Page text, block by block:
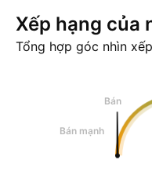
Xếp hạng của
Tổng hợp góc nhìn
Bán
Bán mạnh